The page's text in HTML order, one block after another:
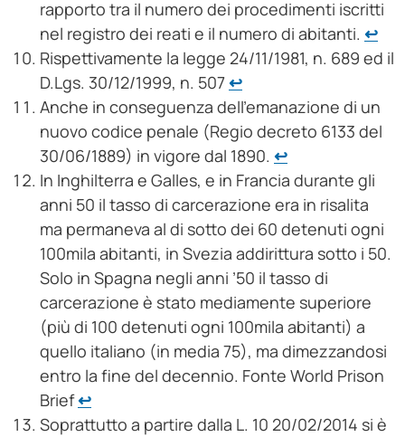
rapporto tra il numero dei procedimenti iscritti
nel registro dei reati e il numero di abitanti. ↩︎
Rispettivamente la legge 24/11/1981, n. 689 ed il
D.Lgs. 30/12/1999, n. 507 ↩︎
Anche in conseguenza dell’emanazione di un
nuovo codice penale (Regio decreto 6133 del
30/06/1889) in vigore dal 1890. ↩︎
In Inghilterra e Galles, e in Francia durante gli
anni 50 il tasso di carcerazione era in risalita
ma permaneva al di sotto dei 60 detenuti ogni
100mila abitanti, in Svezia addirittura sotto i 50.
Solo in Spagna negli anni ’50 il tasso di
carcerazione è stato mediamente superiore
(più di 100 detenuti ogni 100mila abitanti) a
quello italiano (in media 75), ma dimezzandosi
entro la fine del decennio. Fonte World Prison
Brief↩︎
Soprattutto a partire dalla L. 10 20/02/2014 si è